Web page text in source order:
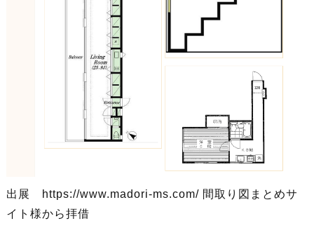
出展 https://www.madori-ms.com/ 間取り図まとめサ
イト様から拝借